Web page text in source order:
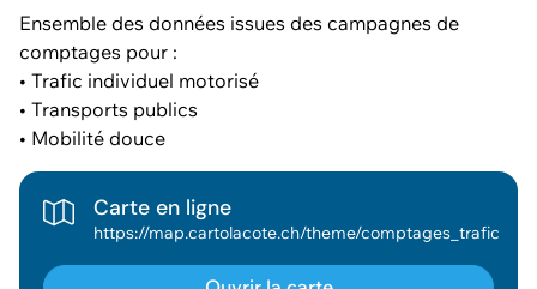
Ensemble des données issues des campagnes de
comptages pour :
• Trafic individuel motorisé
• Transports publics
• Mobilité douce
Carte en ligne
https://map.cartolacote.ch/theme/comptages_trafic